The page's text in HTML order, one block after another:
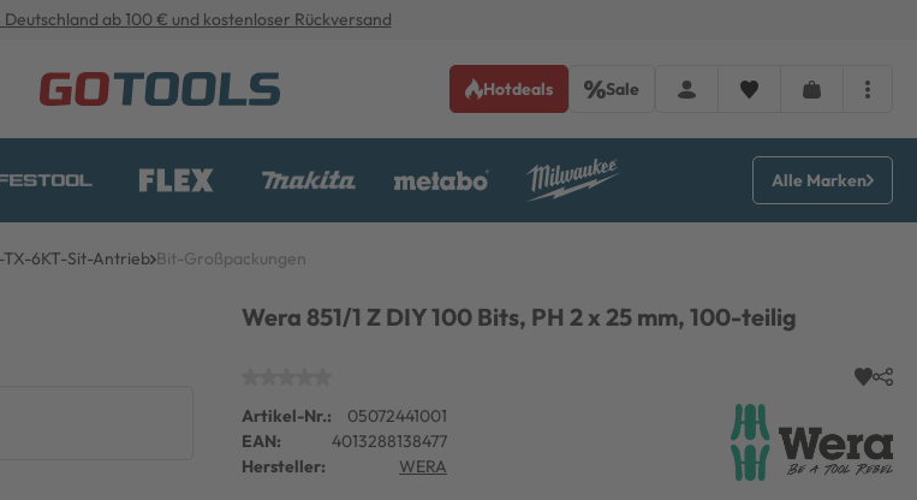
ab 100 € und kostenloser Rückversand
Hotdeals Sale
Alle Marken
TX-6KT-Sit-Antrieb Bit-Großpackungen
Wera 851/1 Z DIY 100 Bits, PH 2 x 25 mm, 100-teilig
Artikel-Nr.:
05072441001
EAN:
4013288138477
Hersteller:
WERA